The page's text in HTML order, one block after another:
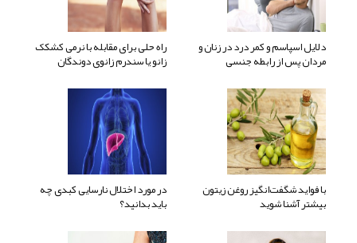
دلایل اسپاسم و کمر درد در زنان و
مردان پس از رابطه جنسی
راه حلی برای مقابله با نرمی کشکک
زانو یا سندرم زانوی دوندگان
با فواید شگفت‌انگیز روغن زیتون
بیشتر آشنا شوید
در مورد اختلال نارسایی کبدی چه
باید بدانید؟